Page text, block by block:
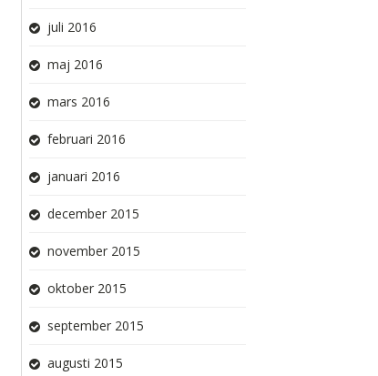
juli 2016
maj 2016
mars 2016
februari 2016
januari 2016
december 2015
november 2015
oktober 2015
september 2015
augusti 2015